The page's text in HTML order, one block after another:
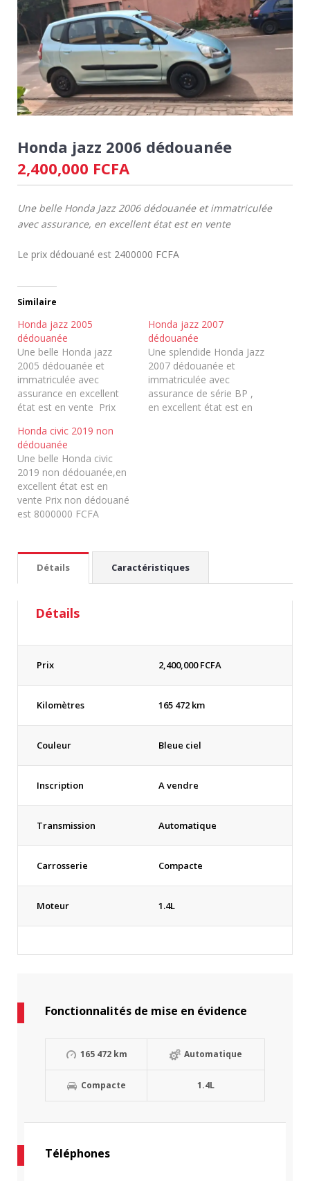
Honda jazz 2006 dédouanée
2,400,000 FCFA
Une belle Honda Jazz 2006 dédouanée et immatriculée
avec assurance, en excellent état est en vente
Le prix dédouané est 2400000 FCFA
Similaire
Honda jazz 2005
dédouanée
Une belle Honda jazz
2005 dédouanée et
immatriculée avec
assurance en excellent
état est en vente Prix
est 2200000 FCFA
Honda jazz 2007
dédouanée
Une splendide Honda Jazz
2007 dédouanée et
immatriculée avec
assurance de série BP ,
en excellent état est en
Honda civic 2019 non
dédouanée
Une belle Honda civic
2019 non dédouanée,en
excellent état est en
vente Prix non dédouané
est 8000000 FCFA
Détails Caractéristiques
Détails
Prix 2,400,000FCFA
Kilomètres 165 472 km
Couleur Bleue ciel
Inscription A vendre
Transmission Automatique
Carrosserie Compacte
Moteur 1.4L
Fonctionnalités de mise en évidence
165 472 km Automatique
Compacte 1.4L
Téléphones